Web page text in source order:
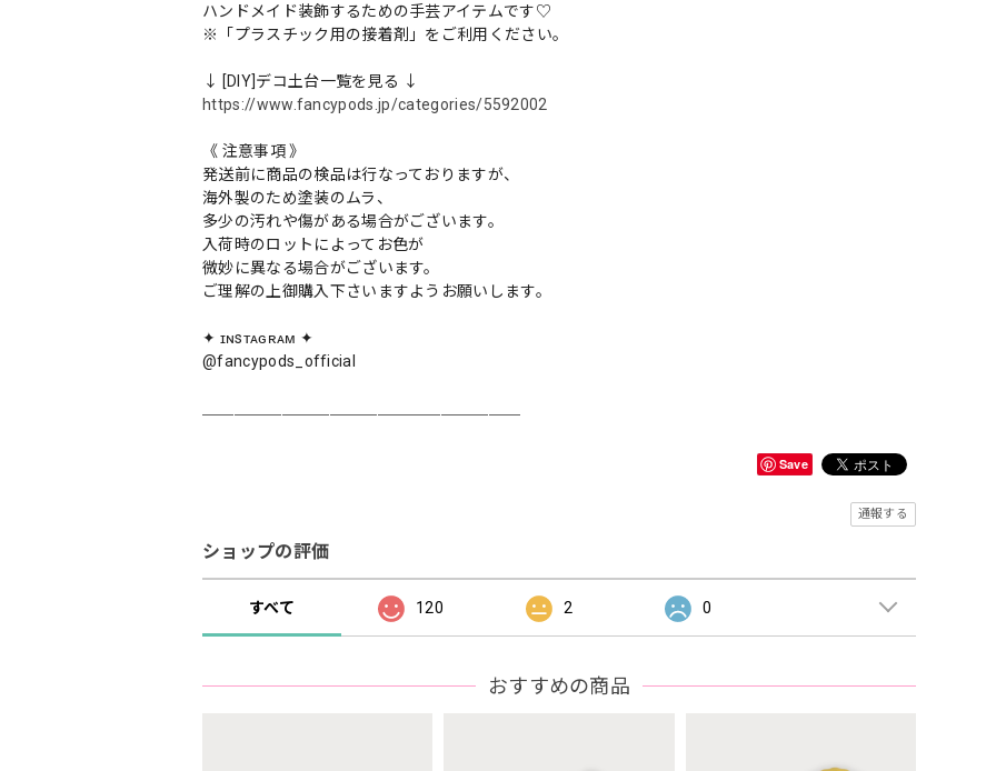
ハンドメイド装飾するための手芸アイテムです♡
※「プラスチック用の接着剤」をご利用ください。
↓ [DIY]デコ土台一覧を見る ↓
https://www.fancypods.jp/categories/5592002
《 注意事項 》
発送前に商品の検品は行なっておりますが、
海外製のため塗装のムラ、
多少の汚れや傷がある場合がございます。
入荷時のロットによってお色が
微妙に異なる場合がございます。
ご理解の上御購入下さいますようお願いします。
✦ ɪɴsᴛᴀɢʀᴀᴍ ✦
@fancypods_official
Save
通報する
ショップの評価
すべて 120 2 0
おすすめの商品